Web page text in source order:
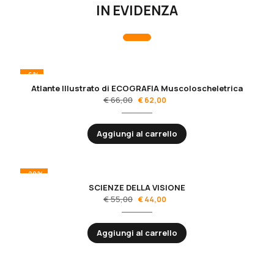
IN EVIDENZA
-6%
Atlante Illustrato di ECOGRAFIA Muscoloscheletrica
€66,00 €62,00
Aggiungi al carrello
-20%
SCIENZE DELLA VISIONE
€55,00 €44,00
Aggiungi al carrello